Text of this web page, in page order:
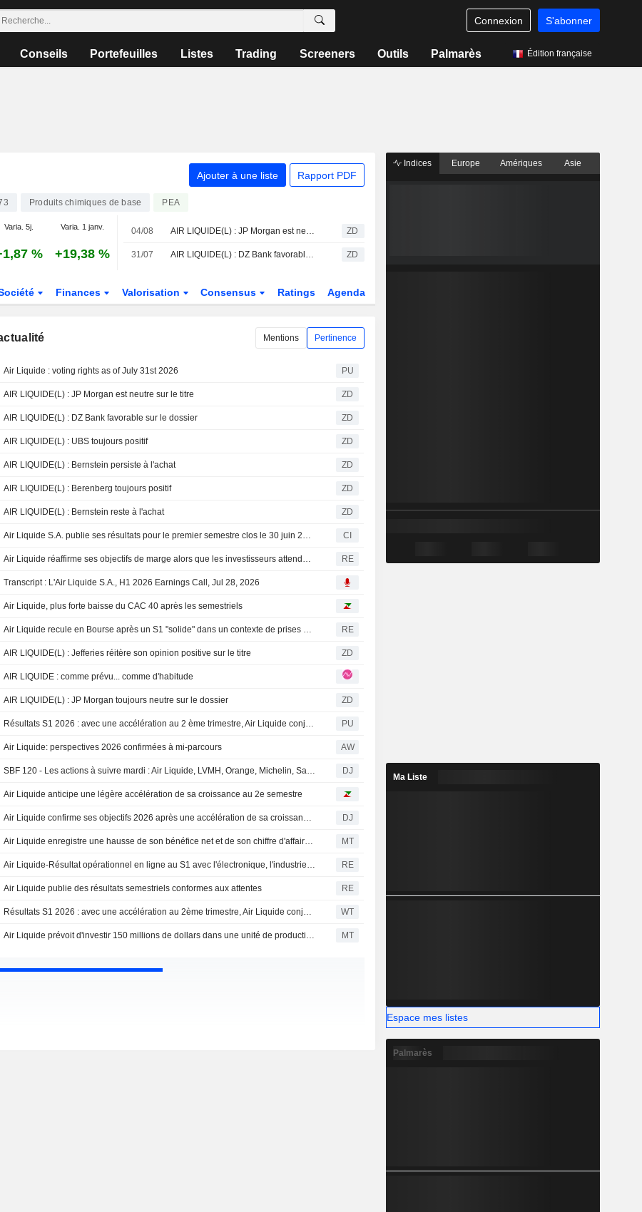
Connexion S'abonner
Conseils Portefeuilles Listes Trading Screeners Outils Palmarès Édition française
Ajouter à une liste Rapport PDF
Produits chimiques de base PEA
Varia. 5j. Varia. 1 janv.
% +19,38 %
04/08 AIR LIQUIDE(L) : JP Morgan est neutre sur le titre ZD
31/07 AIR LIQUIDE(L) : DZ Bank favorable sur le dossier ZD
Finances Valorisation Consensus Ratings Agenda
Mentions Pertinence
Air Liquide : voting rights as of July 31st 2026 PU
AIR LIQUIDE(L) : JP Morgan est neutre sur le titre ZD
AIR LIQUIDE(L) : DZ Bank favorable sur le dossier ZD
AIR LIQUIDE(L) : UBS toujours positif ZD
AIR LIQUIDE(L) : Bernstein persiste à l'achat ZD
AIR LIQUIDE(L) : Berenberg toujours positif ZD
AIR LIQUIDE(L) : Bernstein reste à l'achat ZD
Air Liquide S.A. publie ses résultats pour le premier semestre clos le 30 juin 2026 CI
Air Liquide réaffirme ses objectifs de marge alors que les investisseurs attendent les retombées du carnet de commandes RE
Transcript : L'Air Liquide S.A., H1 2026 Earnings Call, Jul 28, 2026
Air Liquide, plus forte baisse du CAC 40 après les semestriels
Air Liquide recule en Bourse après un S1 "solide" dans un contexte de prises de bénéfices RE
AIR LIQUIDE(L) : Jefferies réitère son opinion positive sur le titre ZD
AIR LIQUIDE : comme prévu... comme d'habitude
AIR LIQUIDE(L) : JP Morgan toujours neutre sur le dossier ZD
Résultats S1 2026 : avec une accélération au 2 ème trimestre, Air Liquide conjugue dynamique de croissance et amélioration continue de la performance PU
Air Liquide: perspectives 2026 confirmées à mi-parcours AW
SBF 120 - Les actions à suivre mardi : Air Liquide, LVMH, Orange, Michelin, Safran, Stellantis, Exosens, BioMérieux DJ
Air Liquide anticipe une légère accélération de sa croissance au 2e semestre
Air Liquide confirme ses objectifs 2026 après une accélération de sa croissance au T2 DJ
Air Liquide enregistre une hausse de son bénéfice net et de son chiffre d'affaires au premier semestre MT
Air Liquide-Résultat opérationnel en ligne au S1 avec l'électronique, l'industriel marchand et la santé RE
Air Liquide publie des résultats semestriels conformes aux attentes RE
Résultats S1 2026 : avec une accélération au 2ème trimestre, Air Liquide conjugue dynamique de croissance et amélioration continue de la performance WT
Air Liquide prévoit d'investir 150 millions de dollars dans une unité de production de gaz industriels aux États-Unis MT
Indices Europe Amériques Asie
Ma Liste
Espace mes listes
Palmarès